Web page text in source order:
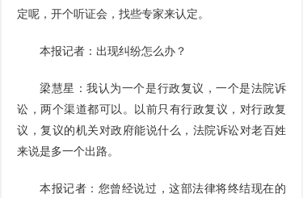
定呢，开个听证会，找些专家来认定。
本报记者：出现纠纷怎么办？
梁慧星：我认为一个是行政复议，一个是法院诉
讼，两个渠道都可以。以前只有行政复议，对行政复
议，复议的机关对政府能说什么，法院诉讼对老百姓
来说是多一个出路。
本报记者：您曾经说过，这部法律将终结现在的